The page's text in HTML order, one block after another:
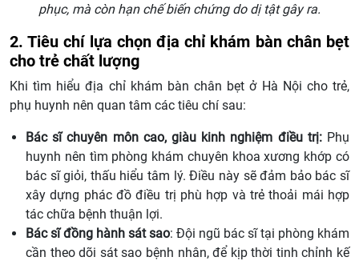
phục, mà còn hạn chế biến chứng do dị tật gây ra.
2. Tiêu chí lựa chọn địa chỉ khám bàn chân bẹt
cho trẻ chất lượng
Khi tìm hiểu địa chỉ khám bàn chân bẹt ở Hà Nội cho trẻ,
phụ huynh nên quan tâm các tiêu chí sau:
Bác sĩ chuyên môn cao, giàu kinh nghiệm điều trị: Phụ
huynh nên tìm phòng khám chuyên khoa xương khớp có
bác sĩ giỏi, thấu hiểu tâm lý. Điều này sẽ đảm bảo bác sĩ
xây dựng phác đồ điều trị phù hợp và trẻ thoải mái hợp
tác chữa bệnh thuận lợi.
Bác sĩ đồng hành sát sao: Đội ngũ bác sĩ tại phòng khám
cần theo dõi sát sao bệnh nhân, để kịp thời tinh chỉnh kế